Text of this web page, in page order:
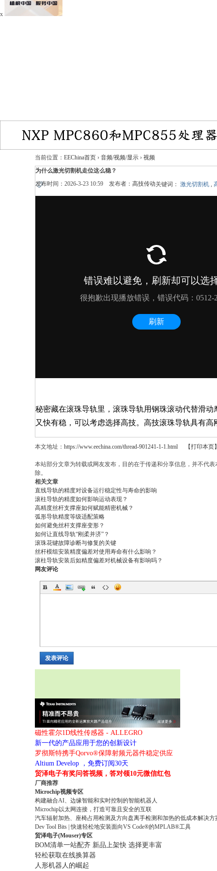
x
当前位置： EEChina首页 › 音频/视频/显示 › 视频
为什么激光切割机走位这么稳？
发布时间：2026-3-23 10:59 发布者： 高技传动关键词： 激光切割机 ,
秘密藏在滚珠导轨里，滚珠导轨用钢珠滚动代替滑
又快有稳，可以考虑选择高技。高技滚珠导轨具有
本文地址： https://www.eechina.com/thread-901241-1-1.html 【打印本页
本站部分文章为转载或网友发布，目的在于传递和分享信息，并不代
除。
相关文章
直线导轨的精度对设备运行稳定性与寿命的影响
滚柱导轨的精度如何影响运动表现？
高精度丝杆支撑座如何赋能精密机械？
弧形导轨精度等级适配策略
如何避免丝杆支撑座变形？
如何让直线导轨“刚柔并济”？
滚珠花键故障诊断与修复的关键
丝杆模组安装精度偏差对使用寿命有什么影响？
滚柱导轨安装后如精度偏差对机械设备有影响吗？
网友评论
发表评论
磁性霍尔1D线性传感器 - ALLEGRO
新一代的产品应用于您的创新设计
罗彻斯特携手Qorvo®保障射频元器件稳定供应
Altium Develop ，免费订阅30天
贸泽电子有奖问答视频，答对领10元微信红包
厂商推荐
Microchip视频专区
构建融合AI、边缘智能和实时控制的智能机器人
Microchip以太网连接，打造可靠且安全的互联
汽车辐射加热、座椅占用检测及方向盘离手检测和加热的低成本解决方
Dev Tool Bits | 快速轻松地安装面向VS Code®的MPLAB®工具
贸泽电子(Mouser)专区
BOM清单一站配齐 新品上架快 选择更丰富
轻松获取在线换算器
人形机器人的崛起